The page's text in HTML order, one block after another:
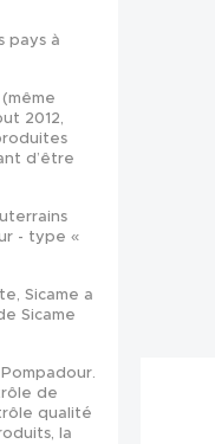
pays à
2012,
d’être
- type «
Sicame a
Sicame
de
qualité
la